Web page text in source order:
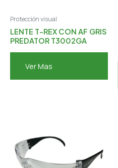
Protección visual
LENTE T-REX CON AF GRIS
PREDATOR T3002GA
Ver Mas